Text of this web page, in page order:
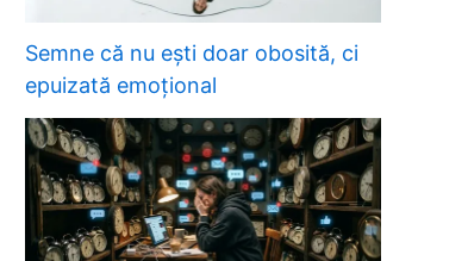
Semne că nu ești doar obosită, ci
epuizată emoțional